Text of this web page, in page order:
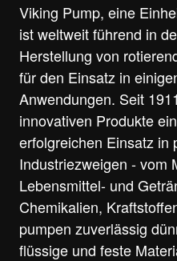
Viking Pump, eine
ist weltweit führend in
Herstellung von
für den Einsatz in
Anwendungen. Seit
innovativen Produkte
erfolgreichen Einsatz in
Industriezweigen - vom
Lebensmittel- und
Chemikalien,
pumpen zuverlässig
flüssige und feste